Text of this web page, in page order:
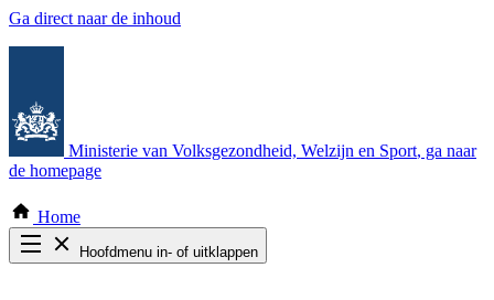
Ga direct naar de inhoud
Ministerie van Volksgezondheid, Welzijn en Sport, ga naar
de homepage
Home
Hoofdmenu in- of uitklappen